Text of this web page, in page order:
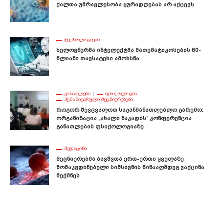
Ქალთა Უმრავლესობა Ყურადღებას Არ Აქცევს
ᲢᲔᲥᲜᲝᲚᲝᲒᲘᲔᲑᲘ
Ხელოვნურმა Ინტელექტმა Მათემატიკოსების 80-
Წლიანი Თავსატეხი Ამოხსნა
ᲒᲐᲜᲐᲗᲚᲔᲑᲐ
ᲤᲡᲘᲥᲝᲚᲝᲒᲘᲐ
ᲰᲣᲛᲐᲜᲘᲢᲐᲠᲣᲚᲘ ᲛᲔᲪᲜᲘᲔᲠᲔᲑᲔᲑᲘ
Როგორ Შევცვალოთ Საგანმანათლებლო Გარემო:
Ორგანიზაცია „ახალი Ნაკადის“ Კონფერენცია
Განათლების Ფსიქოლოგიაზე
ᲛᲔᲓᲘᲪᲘᲜᲐ
Მეცნიერებმა Ბავშვთა Ერთ-Ერთი Ყველაზე
Მომაკვდინებელი Სიმსივნის Წინააღმდეგ Ვაქცინა
Შექმნეს